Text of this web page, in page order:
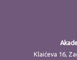
Klaićeva 16,